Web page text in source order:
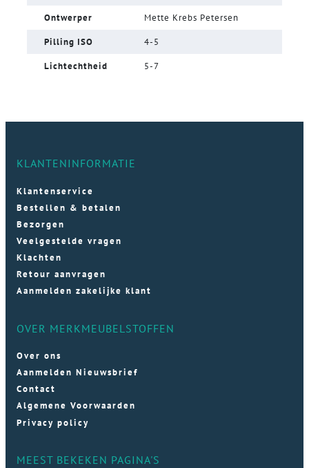
Ontwerper Mette Krebs Petersen
Pilling ISO 4-5
Lichtechtheid 5-7
KLANTENINFORMATIE
Klantenservice
Bestellen & betalen
Bezorgen
Veelgestelde vragen
Klachten
Retour aanvragen
Aanmelden zakelijke klant
OVER MERKMEUBELSTOFFEN
Over ons
Aanmelden Nieuwsbrief
Contact
Algemene Voorwaarden
Privacy policy
MEEST BEKEKEN PAGINA'S